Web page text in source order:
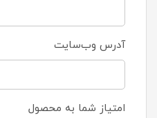
آدرس وب‌سایت
امتیاز شما به محصول